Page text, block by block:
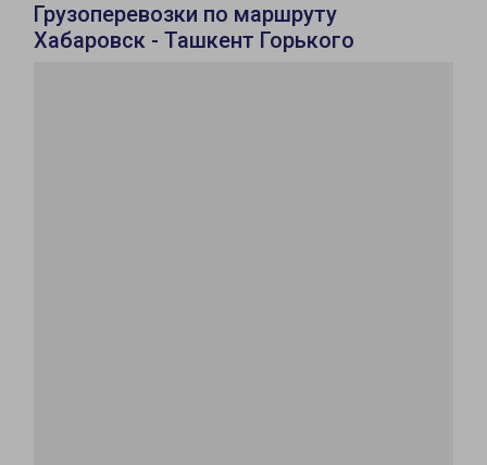
Грузоперевозки по маршруту
Хабаровск - Ташкент Горького